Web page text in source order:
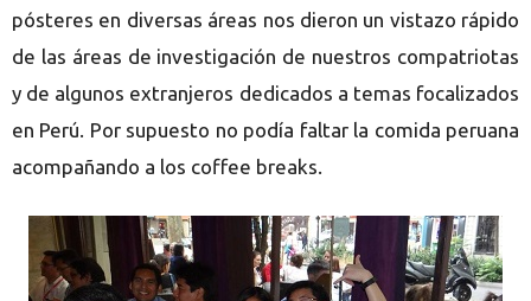
pósteres en diversas áreas nos dieron un vistazo rápido
de las áreas de investigación de nuestros compatriotas
y de algunos extranjeros dedicados a temas focalizados
en Perú. Por supuesto no podía faltar la comida peruana
acompañando a los coffee breaks.